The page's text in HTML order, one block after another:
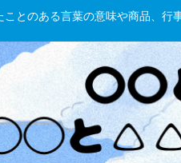
ことのある言葉の意味や商品、行